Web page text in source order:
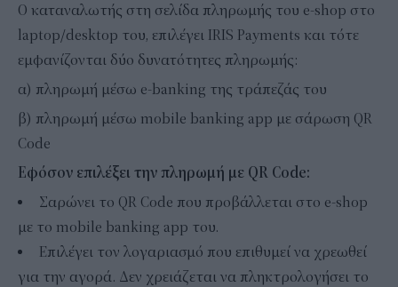
Ο καταναλωτής στη σελίδα πληρωμής του e-shop στο
laptop/desktop του, επιλέγει IRIS Payments και τότε
εμφανίζονται δύο δυνατότητες πληρωμής:
α) πληρωμή μέσω e-banking της τράπεζάς του
β) πληρωμή μέσω mobile banking app με σάρωση QR
Code
Εφόσον επιλέξει την πληρωμή με QR Code:
Σαρώνει το QR Code που προβάλλεται στο e-shop
με το mobile banking app του.
Επιλέγει τον λογαριασμό που επιθυμεί να χρεωθεί
για την αγορά. Δεν χρειάζεται να πληκτρολογήσει το